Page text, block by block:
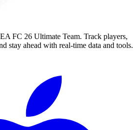
FC 26 Ultimate Team. Track players,
stay ahead with real-time data and tools.